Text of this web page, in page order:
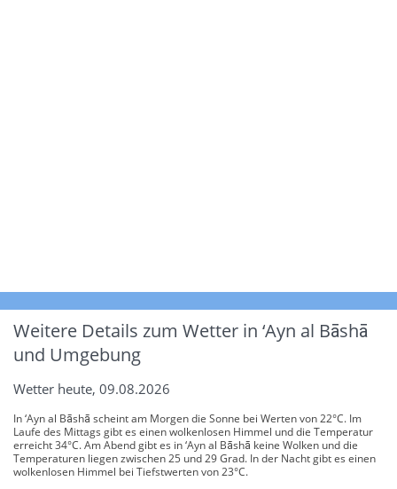
Weitere Details zum Wetter in ‘Ayn al Bāshā
und Umgebung
Wetter heute, 09.08.2026
In ‘Ayn al Bāshā scheint am Morgen die Sonne bei Werten von 22°C. Im
Laufe des Mittags gibt es einen wolkenlosen Himmel und die Temperatur
erreicht 34°C. Am Abend gibt es in ‘Ayn al Bāshā keine Wolken und die
Temperaturen liegen zwischen 25 und 29 Grad. In der Nacht gibt es einen
wolkenlosen Himmel bei Tiefstwerten von 23°C.